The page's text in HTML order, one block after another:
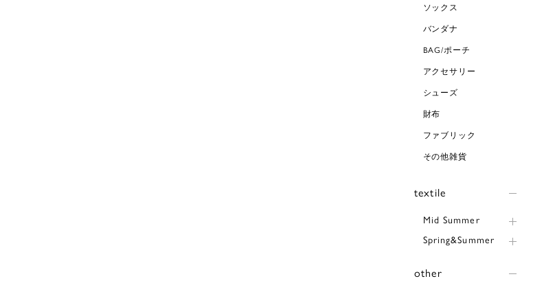
ソックス
バンダナ
BAG/ポーチ
アクセサリー
シューズ
財布
ファブリック
その他雑貨
textile
Mid Summer
Spring&Summer
other